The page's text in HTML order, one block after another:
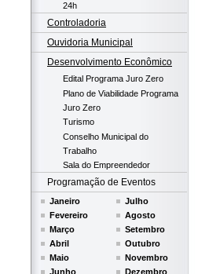
24h
Controladoria
Ouvidoria Municipal
Desenvolvimento Econômico
Edital Programa Juro Zero
Plano de Viabilidade Programa
Juro Zero
Turismo
Conselho Municipal do
Trabalho
Sala do Empreendedor
Programação de Eventos
Janeiro
Fevereiro
Março
Abril
Maio
Junho
Julho
Agosto
Setembro
Outubro
Novembro
Dezembro